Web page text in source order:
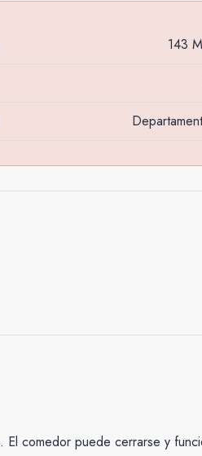
143
comedor puede cerrarse y